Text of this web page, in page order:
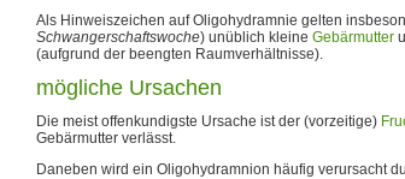
Als Hinweiszeichen auf Oligohydramnie gelten
Schwangerschaftswoche) unüblich kleine Gebärmutter
(aufgrund der beengten Raumverhältnisse).
mögliche Ursachen
Die meist offenkundigste Ursache ist der (vorzeitige)
Gebärmutter verlässt.
Daneben wird ein Oligohydramnion häufig verursacht